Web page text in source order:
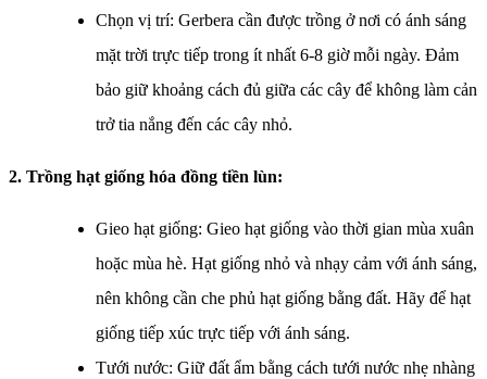
Chọn vị trí: Gerbera cần được trồng ở nơi có ánh sáng
mặt trời trực tiếp trong ít nhất 6-8 giờ mỗi ngày. Đảm
bảo giữ khoảng cách đủ giữa các cây để không làm cản
trở tia nắng đến các cây nhỏ.
2. Trồng hạt giống hóa đồng tiền lùn:
Gieo hạt giống: Gieo hạt giống vào thời gian mùa xuân
hoặc mùa hè. Hạt giống nhỏ và nhạy cảm với ánh sáng,
nên không cần che phủ hạt giống bằng đất. Hãy để hạt
giống tiếp xúc trực tiếp với ánh sáng.
Tưới nước: Giữ đất ẩm bằng cách tưới nước nhẹ nhàng